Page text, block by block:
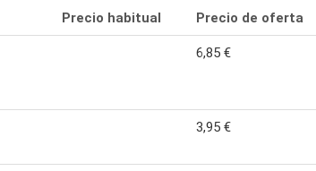
Precio habitual Precio de oferta
6,85 €
3,95 €